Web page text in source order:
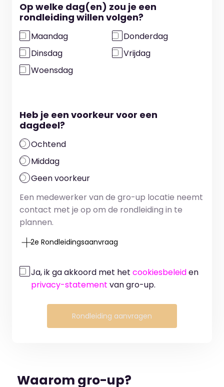
Op welke dag(en) zou je een
rondleiding willen volgen?
Maandag
Dinsdag
Woensdag
Donderdag
Vrijdag
Heb je een voorkeur voor een
dagdeel?
Ochtend
Middag
Geen voorkeur
Een medewerker van de gro-up locatie neemt
contact met je op om de rondleiding in te
plannen.
2e Rondleidingsaanvraag
Ja, ik ga akkoord met het cookiesbeleiden
privacy-statement van gro-up.
Rondleiding aanvragen
Waarom gro-up?